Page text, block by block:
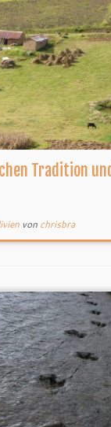
Tradition
von chrisbra